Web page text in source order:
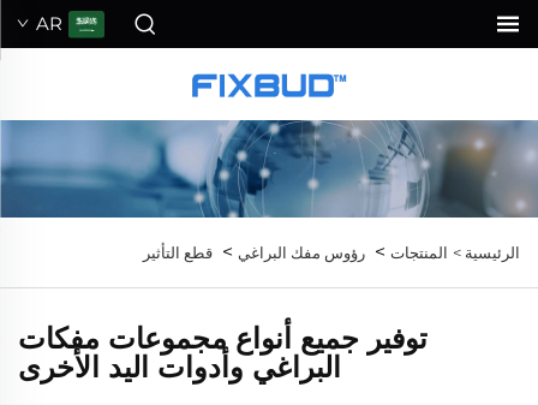
AR
الرئيسية > المنتجات > رؤوس مفك البراغي > قطع التأثير
توفير جميع أنواع مجموعات مفكات
البراغي وأدوات اليد الأخرى